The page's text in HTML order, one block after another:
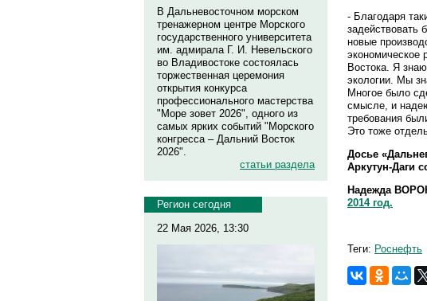
В Дальневосточном морском
тренажерном центре Морского
государственного университета
им. адмирала Г. И. Невельского
во Владивостоке состоялась
торжественная церемония
открытия конкурса
профессионального мастерства
"Море зовет 2026", одного из
самых ярких событий "Морского
конгресса – Дальний Восток
2026".
статьи раздела
Регион сегодня
22 Мая 2026, 13:30
- Благодаря
задействовать
новые
экономическое
Востока. Я
экологии. Мы
Многое было
смысле, и
требования
Это тоже
Досье
Аркутун-Даги
Надежда
2014 год.
Теги: Роснефть